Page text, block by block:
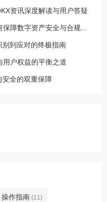
资讯深度解读与用户答疑
到应对的终极指南
用户权益的平衡之道
安全的双重保障
操作指南 (11)